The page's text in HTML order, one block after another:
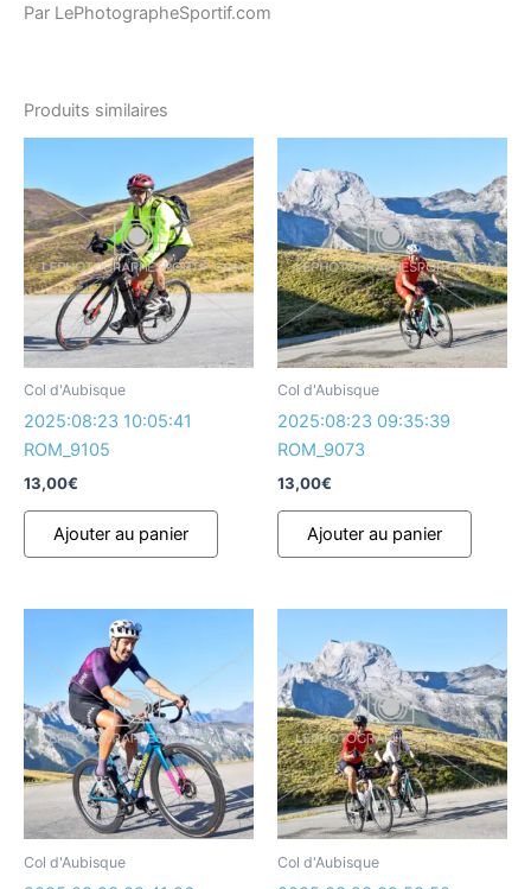
Par LePhotographeSportif.com
Produits similaires
Col d'Aubisque
2025:08:23 10:05:41
ROM_9105
13,00€
Ajouter au panier
Col d'Aubisque
2025:08:23 09:35:39
ROM_9073
13,00€
Ajouter au panier
Col d'Aubisque Col d'Aubisque